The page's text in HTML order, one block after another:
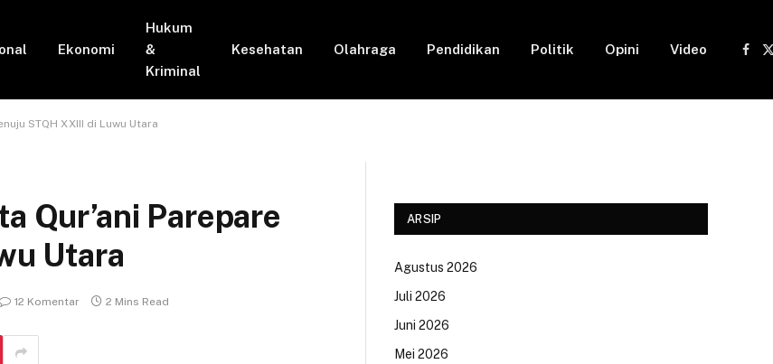
Ekonomi
Hukum
&
Kriminal
Kesehatan Olahraga Pendidikan Politik Opini Video
STQH XXIII di Luwu Utara
Qur’ani Parepare
Utara
12 Komentar 2 Mins Read
ARSIP
Agustus 2026
Juli 2026
Juni 2026
Mei 2026